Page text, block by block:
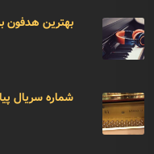
بهترین هدفون
شماره سریال